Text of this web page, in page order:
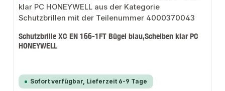
Schutzbrille XC EN 166-1FT Bügel blau,Scheiben klar PC
HONEYWELL
Sofort verfügbar, Lieferzeit 6-9 Tage